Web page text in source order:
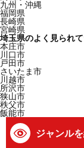
九州・沖縄
福岡県
長崎県
宮崎県
埼玉県のよく見られ
本庄市
川口市
戸田市
さいたま市
川越市
所沢市
狭山市
秩父市
飯能市
ジャンル